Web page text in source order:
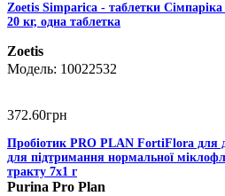
Zoetis Simparica - таблетки Сімпаріка
20 кг, одна таблетка
Zoetis
10022532
372.60грн
Пробіотик PRO PLAN FortiFlora для
для підтримання нормальної
тракту 7х1 г
Purina Pro Plan